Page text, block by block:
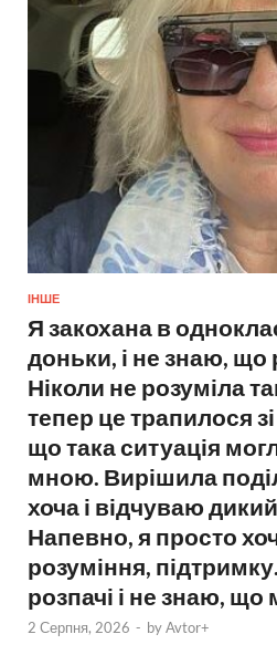
ІНШЕ
Я закохана в
доньки, і не знаю, що
Ніколи не розуміла
тепер це трапилося
що така ситуація
мною. Вирішила
хоча і відчуваю
Напевно, я просто
розуміння,
розпачі і не знаю, що
2 Серпня, 2026 - byAvtor+